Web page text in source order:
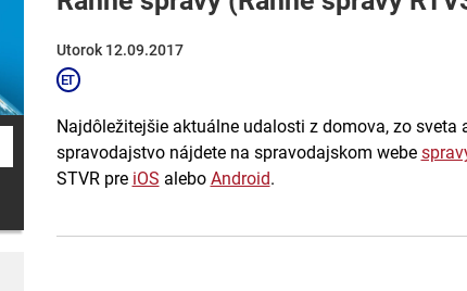
Utorok 12.09.2017
Najdôležitejšie aktuálne udalosti z domova, zo sveta
spravodajstvo nájdete na spravodajskom webe
STVR pre iOS alebo Android.